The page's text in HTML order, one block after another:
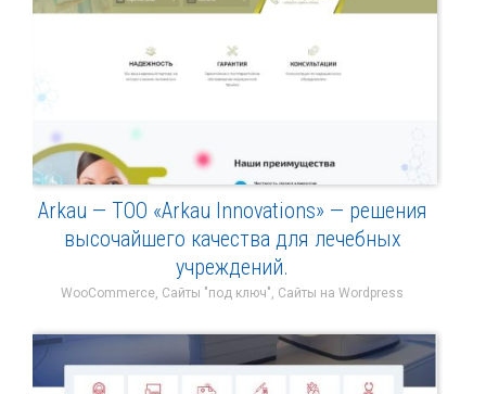
Arkau — ТОО «Arkau Innovations» — решения
высочайшего качества для лечебных
учреждений.
WooCommerce, Сайты "под ключ", Сайты на Wordpress